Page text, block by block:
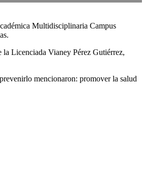
Multidisciplinaria Campus
Licenciada Vianey Pérez Gutiérrez,
mencionaron: promover la salud